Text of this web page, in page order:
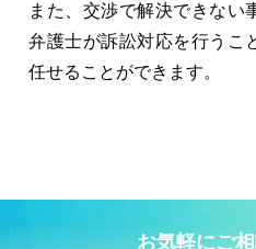
また、交渉で解決できない
弁護士が訴訟対応を行うこ
任せることができます。
お気軽にご